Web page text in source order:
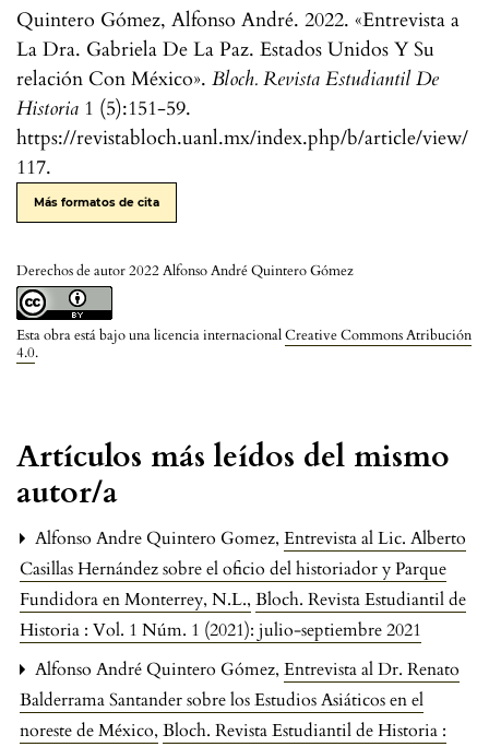
Quintero Gómez, Alfonso André. 2022. «Entrevista a
La Dra. Gabriela De La Paz. Estados Unidos Y Su
relación Con México». Bloch. Revista Estudiantil De
Historia 1 (5):151-59.
https://revistabloch.uanl.mx/index.php/b/article/view/
117.
Más formatos de cita
Derechos de autor 2022 Alfonso André Quintero Gómez
Esta obra está bajo una licencia internacionalCreative Commons Atribución
4.0.
Artículos más leídos del mismo
autor/a
Alfonso Andre Quintero Gomez, Entrevista al Lic. Alberto
Casillas Hernández sobre el oficio del historiador y Parque
Fundidora en Monterrey, N.L., Bloch. Revista Estudiantil de
Historia : Vol. 1 Núm. 1 (2021): julio-septiembre 2021
Alfonso André Quintero Gómez, Entrevista al Dr. Renato
Balderrama Santander sobre los Estudios Asiáticos en el
noreste de México, Bloch. Revista Estudiantil de Historia :